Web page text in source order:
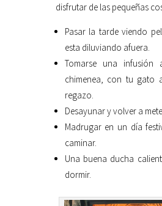
disfrutar de las pequeñas
Pasar la tarde viendo
esta diluviando afuera.
Tomarse una
chimenea, con tu gato
regazo.
Desayunar y volver a
Madrugar en un día
caminar.
Una buena ducha
dormir.